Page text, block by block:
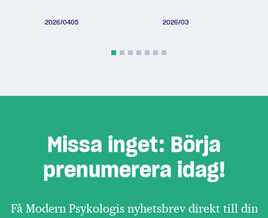
2026/0405 2026/03
Missa inget: Börja
prenumerera idag!
Få Modern Psykologis nyhetsbrev direkt till din